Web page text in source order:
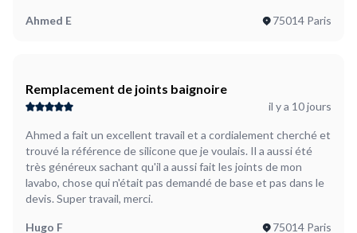
Ahmed E 75014 Paris
Remplacement de joints baignoire
il y a 10 jours
Ahmed a fait un excellent travail et a cordialement cherché et
trouvé la référence de silicone que je voulais. Il a aussi été
très généreux sachant qu'il a aussi fait les joints de mon
lavabo, chose qui n'était pas demandé de base et pas dans le
devis. Super travail, merci.
Hugo F 75014 Paris